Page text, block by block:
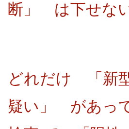
断」 は下せな
どれだけ 「新
疑い」 があっ